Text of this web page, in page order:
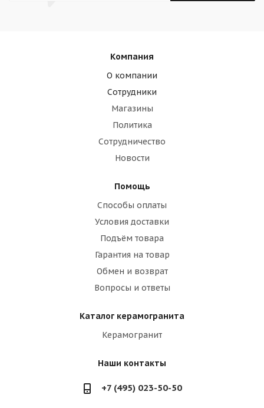
Компания
О компании
Сотрудники
Магазины
Политика
Сотрудничество
Новости
Помощь
Способы оплаты
Условия доставки
Подъём товара
Гарантия на товар
Обмен и возврат
Вопросы и ответы
Каталог керамогранита
Керамогранит
Наши контакты
+7 (495) 023-50-50